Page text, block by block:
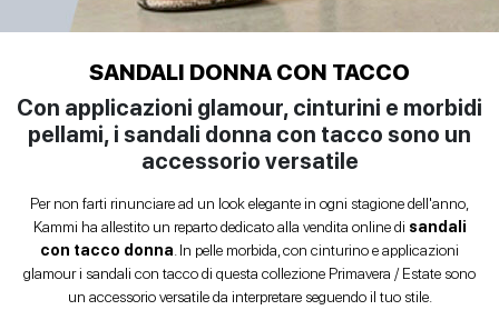
SCARPE
DONNA
INVERNALI
SCARPE
UOMO
CONTATTI
Login
Sandali con taccoScarpe con tacco
Indietro
Scarpe basse
Indietro
SANDALI DONNA CON TACCO
Con applicazioni glamour, cinturini e morbidi
pellami, i sandali donna con tacco sono un
accessorio versatile
Per non farti rinunciare ad un look elegante in ogni stagione dell'anno,
Kammi ha allestito un reparto dedicato alla vendita online di sandali
con tacco donna . In pelle morbida, con cinturino e applicazioni
glamour i sandali con tacco di questa collezione Primavera / Estate sono
un accessorio versatile da interpretare seguendo il tuo stile.
Ballerine
Biker
donna
Decolleté